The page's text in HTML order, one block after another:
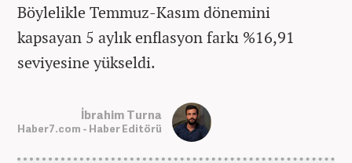
Böylelikle Temmuz-Kasım dönemini
kapsayan 5 aylık enflasyon farkı %16,91
seviyesine yükseldi.
İbrahim Turna
Haber7.com - Haber Editörü